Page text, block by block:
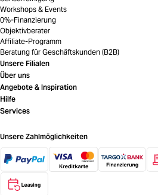
Workshops & Events
0%-Finanzierung
Objektivberater
Affiliate-Programm
Beratung für Geschäftskunden (B2B)
Unsere Filialen
Über uns
Angebote & Inspiration
Hilfe
Services
Unsere Zahlmöglichkeiten